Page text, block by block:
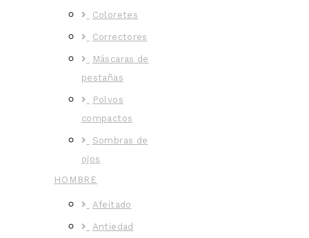
Coloretes
Correctores
Máscaras de
pestañas
Polvos
compactos
Sombras de
ojos
HOMBRE
Afeitado
Antiedad